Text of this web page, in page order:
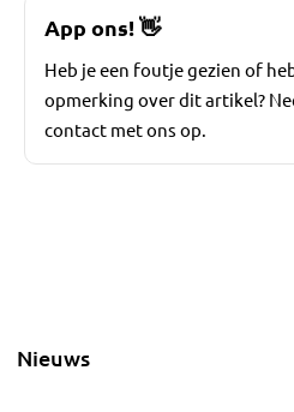
App ons!👋
Heb je een foutje gezien of
opmerking over dit artikel?
contact met ons op.
Nieuws